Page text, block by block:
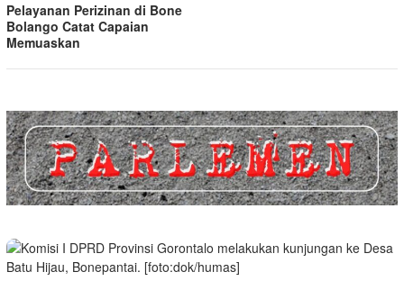
Pelayanan Perizinan di Bone
Bolango Catat Capaian
Memuaskan